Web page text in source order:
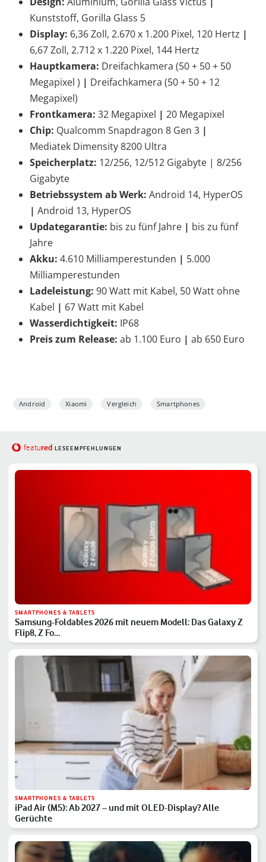
Kunststoff, Gorilla Glass 5
Display: 6,36 Zoll, 2.670 x 1.200 Pixel, 120 Hertz |
6,67 Zoll, 2.712 x 1.220 Pixel, 144 Hertz
Hauptkamera: Dreifachkamera (50 + 50 + 50
Megapixel ) | Dreifachkamera (50 + 50 + 12
Megapixel)
Frontkamera: 32 Megapixel | 20 Megapixel
Chip: Qualcomm Snapdragon 8 Gen 3 |
Mediatek Dimensity 8200 Ultra
Speicherplatz: 12/256, 12/512 Gigabyte | 8/256
Gigabyte
Betriebssystem ab Werk: Android 14, HyperOS
| Android 13, HyperOS
Updategarantie: bis zu fünf Jahre | bis zu fünf
Jahre
Akku: 4.610 Milliamperestunden | 5.000
Milliamperestunden
Ladeleistung: 90 Watt mit Kabel, 50 Watt ohne
Kabel | 67 Watt mit Kabel
Wasserdichtigkeit: IP68
Preis zum Release: ab 1.100 Euro | ab 650 Euro
Android Xiaomi Vergleich Smartphones
featured LESEEMPFEHLUNGEN
SMARTPHONES & TABLETS
Samsung-Foldables 2026 mit neuem Modell: Das Galaxy Z
Flip8, Z Fo…
SMARTPHONES & TABLETS
iPad Air (M5): Ab 2027 – und mit OLED-Display? Alle
Gerüchte